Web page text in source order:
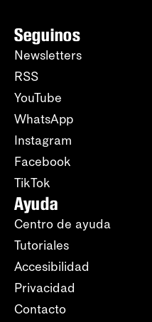
Seguinos
Newsletters
RSS
YouTube
WhatsApp
Instagram
Facebook
TikTok
Ayuda
Centro de ayuda
Tutoriales
Accesibilidad
Privacidad
Contacto